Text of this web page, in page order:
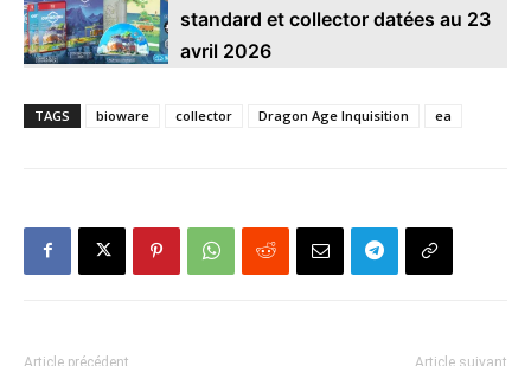
standard et collector datées au 23
avril 2026
TAGS bioware collector Dragon Age Inquisition ea
Article précédent Article suivant